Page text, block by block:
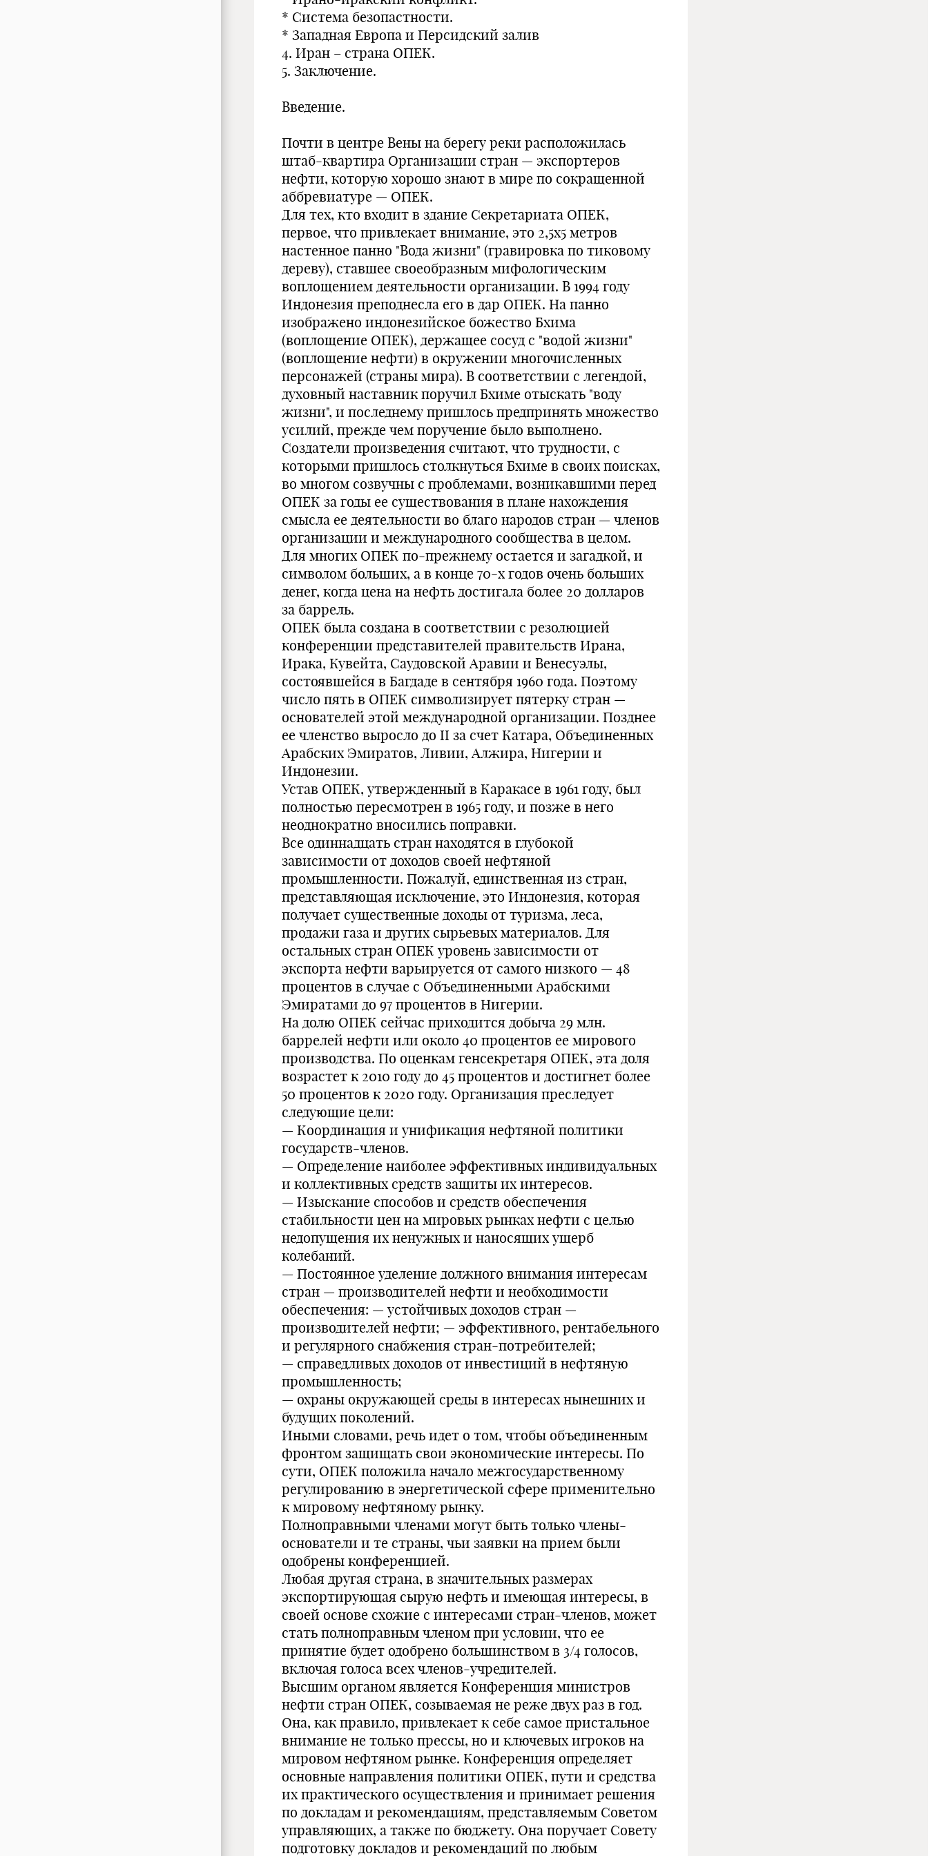
* Система безопастности.
* Западная Европа и Персидский залив
4. Иран – страна ОПЕК.
5. Заключение.
Введение.
Почти в центре Вены на берегу реки расположилась
штаб-квартира Организации стран — экспортеров
нефти, которую хорошо знают в мире по сокращенной
аббревиатуре — ОПЕК.
Для тех, кто входит в здание Секретариата ОПЕК,
первое, что привлекает внимание, это 2,5х5 метров
настенное панно "Вода жизни" (гравировка по тиковому
дереву), ставшее своеобразным мифологическим
воплощением деятельности организации. В 1994 году
Индонезия преподнесла его в дар ОПЕК. На панно
изображено индонезийское божество Бхима
(воплощение ОПЕК), держащее сосуд с "водой жизни"
(воплощение нефти) в окружении многочисленных
персонажей (страны мира). В соответствии с легендой,
духовный наставник поручил Бхиме отыскать "воду
жизни", и последнему пришлось предпринять множество
усилий, прежде чем поручение было выполнено.
Создатели произведения считают, что трудности, с
которыми пришлось столкнуться Бхиме в своих поисках,
во многом созвучны с проблемами, возникавшими перед
ОПЕК за годы ее существования в плане нахождения
смысла ее деятельности во благо народов стран — членов
организации и международного сообщества в целом.
Для многих ОПЕК по-прежнему остается и загадкой, и
символом больших, а в конце 70-х годов очень больших
денег, когда цена на нефть достигала более 20 долларов
за баррель.
ОПЕК была создана в соответствии с резолюцией
конференции представителей правительств Ирана,
Ирака, Кувейта, Саудовской Аравии и Венесуэлы,
состоявшейся в Багдаде в сентября 1960 года. Поэтому
число пять в ОПЕК символизирует пятерку стран —
основателей этой международной организации. Позднее
ее членство выросло до II за счет Катара, Объединенных
Арабских Эмиратов, Ливии, Алжира, Нигерии и
Индонезии.
Устав ОПЕК, утвержденный в Каракасе в 1961 году, был
полностью пересмотрен в 1965 году, и позже в него
неоднократно вносились поправки.
Все одиннадцать стран находятся в глубокой
зависимости от доходов своей нефтяной
промышленности. Пожалуй, единственная из стран,
представляющая исключение, это Индонезия, которая
получает существенные доходы от туризма, леса,
продажи газа и других сырьевых материалов. Для
остальных стран ОПЕК уровень зависимости от
экспорта нефти варьируется от самого низкого — 48
процентов в случае с Объединенными Арабскими
Эмиратами до 97 процентов в Нигерии.
На долю ОПЕК сейчас приходится добыча 29 млн.
баррелей нефти или около 40 процентов ее мирового
производства. По оценкам генсекретаря ОПЕК, эта доля
возрастет к 2010 году до 45 процентов и достигнет более
50 процентов к 2020 году. Организация преследует
следующие цели:
— Координация и унификация нефтяной политики
государств-членов.
— Определение наиболее эффективных индивидуальных
и коллективных средств защиты их интересов.
— Изыскание способов и средств обеспечения
стабильности цен на мировых рынках нефти с целью
недопущения их ненужных и наносящих ущерб
колебаний.
— Постоянное уделение должного внимания интересам
стран — производителей нефти и необходимости
обеспечения: — устойчивых доходов стран —
производителей нефти; — эффективного, рентабельного
и регулярного снабжения стран-потребителей;
— справедливых доходов от инвестиций в нефтяную
промышленность;
— охраны окружающей среды в интересах нынешних и
будущих поколений.
Иными словами, речь идет о том, чтобы объединенным
фронтом защищать свои экономические интересы. По
сути, ОПЕК положила начало межгосударственному
регулированию в энергетической сфере применительно
к мировому нефтяному рынку.
Полноправными членами могут быть только члены-
основатели и те страны, чьи заявки на прием были
одобрены конференцией.
Любая другая страна, в значительных размерах
экспортирующая сырую нефть и имеющая интересы, в
своей основе схожие с интересами стран-членов, может
стать полноправным членом при условии, что ее
принятие будет одобрено большинством в 3/4 голосов,
включая голоса всех членов-учредителей.
Высшим органом является Конференция министров
нефти стран ОПЕК, созываемая не реже двух раз в год.
Она, как правило, привлекает к себе самое пристальное
внимание не только прессы, но и ключевых игроков на
мировом нефтяном рынке. Конференция определяет
основные направления политики ОПЕК, пути и средства
их практического осуществления и принимает решения
по докладам и рекомендациям, представляемым Советом
управляющих, а также по бюджету. Она поручает Совету
подготовку докладов и рекомендаций по любым